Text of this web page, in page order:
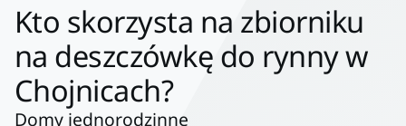
Kto skorzysta na zbiorniku
na deszczówkę do rynny w
Chojnicach?
Domy jednorodzinne